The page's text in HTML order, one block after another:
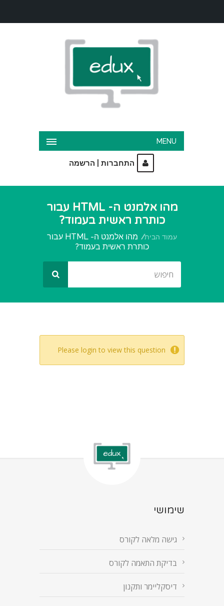
MENU
התחברות הרשמה
מהו אלמנט ה- HTML עבור
כותרת ראשית בעמוד?
עמוד הבית
מהו אלמנט ה- HTML עבור
כותרת ראשית בעמוד?
Please login to view this question
שימושי
גישה מלאה לקורס
בדיקת התאמה לקורס
דיסקליימר ותקנון